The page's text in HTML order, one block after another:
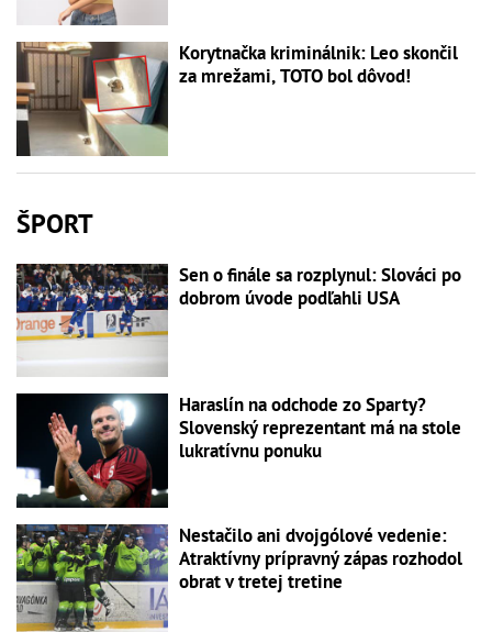
Korytnačka kriminálnik: Leo skončil
za mrežami, TOTO bol dôvod!
ŠPORT
Sen o finále sa rozplynul: Slováci po
dobrom úvode podľahli USA
Haraslín na odchode zo Sparty?
Slovenský reprezentant má na stole
lukratívnu ponuku
Nestačilo ani dvojgólové vedenie:
Atraktívny prípravný zápas rozhodol
obrat v tretej tretine